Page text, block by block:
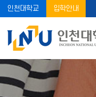
인천대학교 입학안내